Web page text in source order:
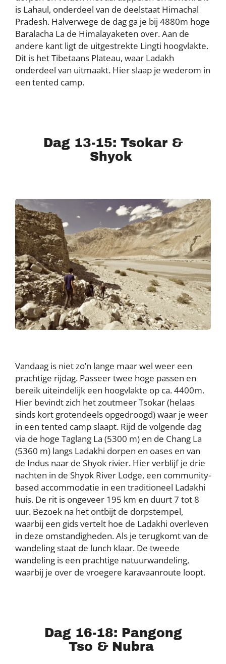
is Lahaul, onderdeel van de deelstaat Himachal
Pradesh. Halverwege de dag ga je bij 4880m hoge
Baralacha La de Himalayaketen over. Aan de
andere kant ligt de uitgestrekte Lingti hoogvlakte.
Dit is het Tibetaans Plateau, waar Ladakh
onderdeel van uitmaakt. Hier slaap je wederom in
een tented camp.
Dag 13-15: Tsokar &
Shyok
Vandaag is niet zo’n lange maar wel weer een
prachtige rijdag. Passeer twee hoge passen en
bereik uiteindelijk een hoogvlakte op ca. 4400m.
Hier bevindt zich het zoutmeer Tsokar (helaas
sinds kort grotendeels opgedroogd) waar je weer
in een tented camp slaapt. Rijd de volgende dag
via de hoge Taglang La (5300 m) en de Chang La
(5360 m) langs Ladakhi dorpen en oases en van
de Indus naar de Shyok rivier. Hier verblijf je drie
nachten in de Shyok River Lodge, een community-
based accommodatie in een traditioneel Ladakhi
huis. De rit is ongeveer 195 km en duurt 7 tot 8
uur. Bezoek na het ontbijt de dorpstempel,
waarbij een gids vertelt hoe de Ladakhi overleven
in deze omstandigheden. Als je terugkomt van de
wandeling staat de lunch klaar. De tweede
wandeling is een prachtige natuurwandeling,
waarbij je over de vroegere karavaanroute loopt.
Dag 16-18: Pangong
Tso & Nubra